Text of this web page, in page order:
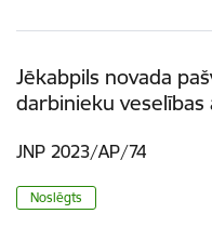
Jēkabpils novada
darbinieku veselības
JNP 2023/AP/74
Noslēgts